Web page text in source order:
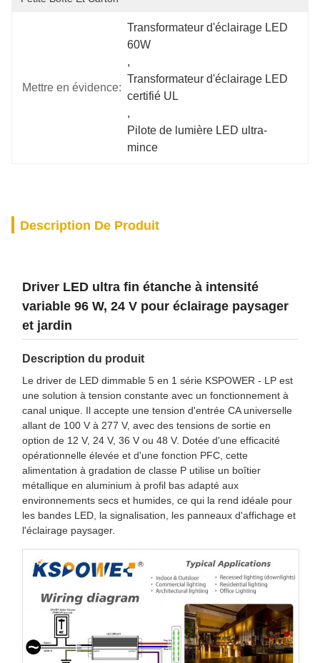
Mettre en évidence:
Transformateur d'éclairage LED
60W
,
Transformateur d'éclairage LED
certifié UL
,
Pilote de lumière LED ultra-
mince
Description De Produit
Driver LED ultra fin étanche à intensité
variable 96 W, 24 V pour éclairage paysager
et jardin
Description du produit
Le driver de LED dimmable 5 en 1 série KSPOWER - LP est
une solution à tension constante avec un fonctionnement à
canal unique. Il accepte une tension d'entrée CA universelle
allant de 100 V à 277 V, avec des tensions de sortie en
option de 12 V, 24 V, 36 V ou 48 V. Dotée d'une efficacité
opérationnelle élevée et d'une fonction PFC, cette
alimentation à gradation de classe P utilise un boîtier
métallique en aluminium à profil bas adapté aux
environnements secs et humides, ce qui la rend idéale pour
les bandes LED, la signalisation, les panneaux d'affichage et
l'éclairage paysager.